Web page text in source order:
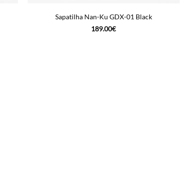
Sapatilha Nan-Ku GDX-01 Black
189.00€